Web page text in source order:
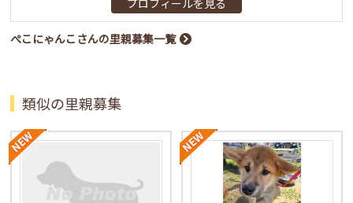
ぺこにゃんこさんの里親募集一覧
類似の里親募集